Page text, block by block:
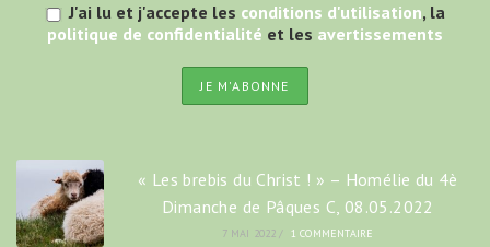
J'ai lu et j'accepte les conditions d'utilisation, la
politique de confidentialité et les avertissements
« Les brebis du Christ ! » – Homélie du 4è
Dimanche de Pâques C, 08.05.2022
7 MAI 2022 / 1 COMMENTAIRE